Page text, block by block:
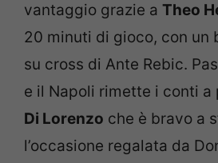
vantaggio grazie a Theo
20 minuti di gioco, con un
su cross di Ante Rebic.
e il Napoli rimette i conti a
Di Lorenzo che è bravo a
l’occasione regalata da